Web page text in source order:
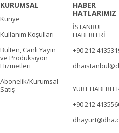
KURUMSAL
Künye
Kullanım Koşulları
Bülten, Canlı Yayın
ve Prodüksiyon
Hizmetleri
Abonelik/Kurumsal
Satış
HABER
HATLARIMIZ
İSTANBUL
HABERLERİ
+90 212
YURT
+90 212